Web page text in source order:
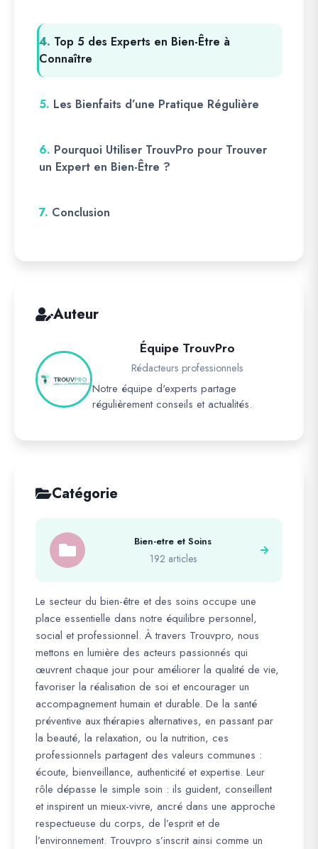
4. Top 5 des Experts en Bien-Être à
Connaître
5. Les Bienfaits d’une Pratique Régulière
6. Pourquoi Utiliser TrouvPro pour Trouver
un Expert en Bien-Être ?
7. Conclusion
Auteur
Équipe TrouvPro
Rédacteurs professionnels
Notre équipe d'experts partage
régulièrement conseils et actualités.
Catégorie
Bien-etre et Soins
192 articles
Le secteur du bien-être et des soins occupe une
place essentielle dans notre équilibre personnel,
social et professionnel. À travers Trouvpro, nous
mettons en lumière des acteurs passionnés qui
œuvrent chaque jour pour améliorer la qualité de vie,
favoriser la réalisation de soi et encourager un
accompagnement humain et durable. De la santé
préventive aux thérapies alternatives, en passant par
la beauté, la relaxation, ou la nutrition, ces
professionnels partagent des valeurs communes :
écoute, bienveillance, authenticité et expertise. Leur
rôle dépasse le simple soin : ils guident, conseillent
et inspirent un mieux-vivre, ancré dans une approche
respectueuse du corps, de l’esprit et de
l’environnement. Trouvpro s’inscrit ainsi comme un